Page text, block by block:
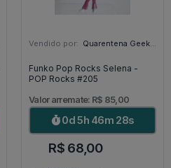
Vendido por: Quarentena Geek Store - SP
Funko Pop Rocks Selena -
POP Rocks #205
Valor arremate: R$ 85,00
0d 5h 46m 27s
R$ 68,00